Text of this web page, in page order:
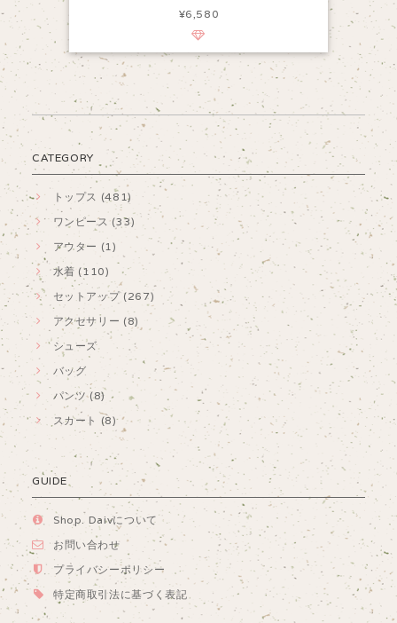
¥6,580
CATEGORY
トップス (481)
ワンピース (33)
アウター (1)
水着 (110)
セットアップ (267)
アクセサリー (8)
シューズ
バッグ
パンツ (8)
スカート (8)
GUIDE
Shop. Daivについて
お問い合わせ
プライバシーポリシー
特定商取引法に基づく表記